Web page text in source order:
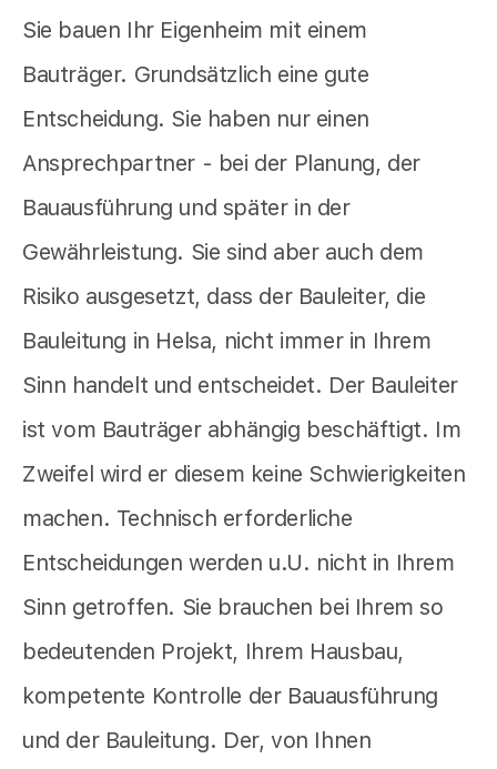
Sie bauen Ihr Eigenheim mit einem
Bauträger. Grundsätzlich eine gute
Entscheidung. Sie haben nur einen
Ansprechpartner - bei der Planung, der
Bauausführung und später in der
Gewährleistung. Sie sind aber auch dem
Risiko ausgesetzt, dass der Bauleiter, die
Bauleitung in Helsa, nicht immer in Ihrem
Sinn handelt und entscheidet. Der Bauleiter
ist vom Bauträger abhängig beschäftigt. Im
Zweifel wird er diesem keine Schwierigkeiten
machen. Technisch erforderliche
Entscheidungen werden u.U. nicht in Ihrem
Sinn getroffen. Sie brauchen bei Ihrem so
bedeutenden Projekt, Ihrem Hausbau,
kompetente Kontrolle der Bauausführung
und der Bauleitung. Der, von Ihnen